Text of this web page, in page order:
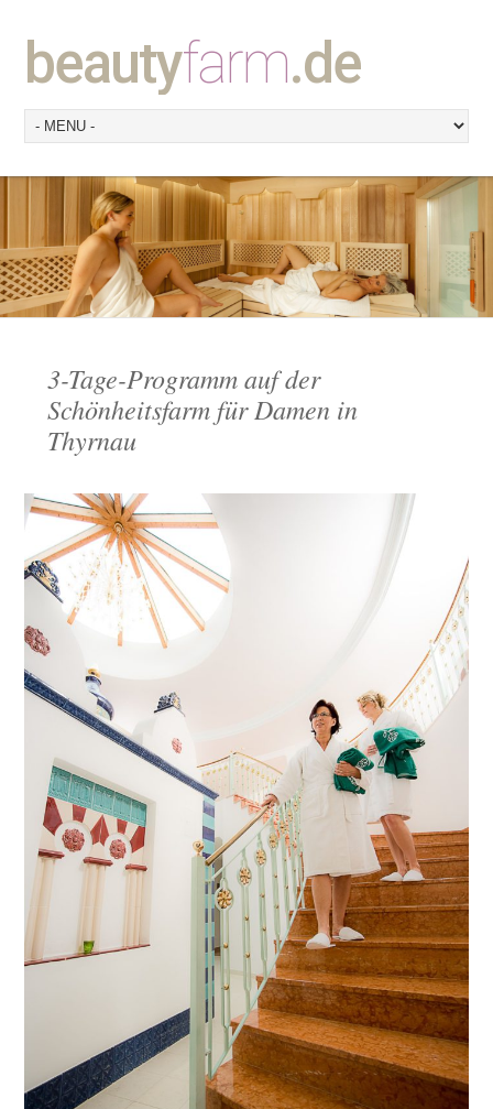
beautyfarm.de
3-Tage-Programm auf der
Schönheitsfarm für Damen in
Thyrnau